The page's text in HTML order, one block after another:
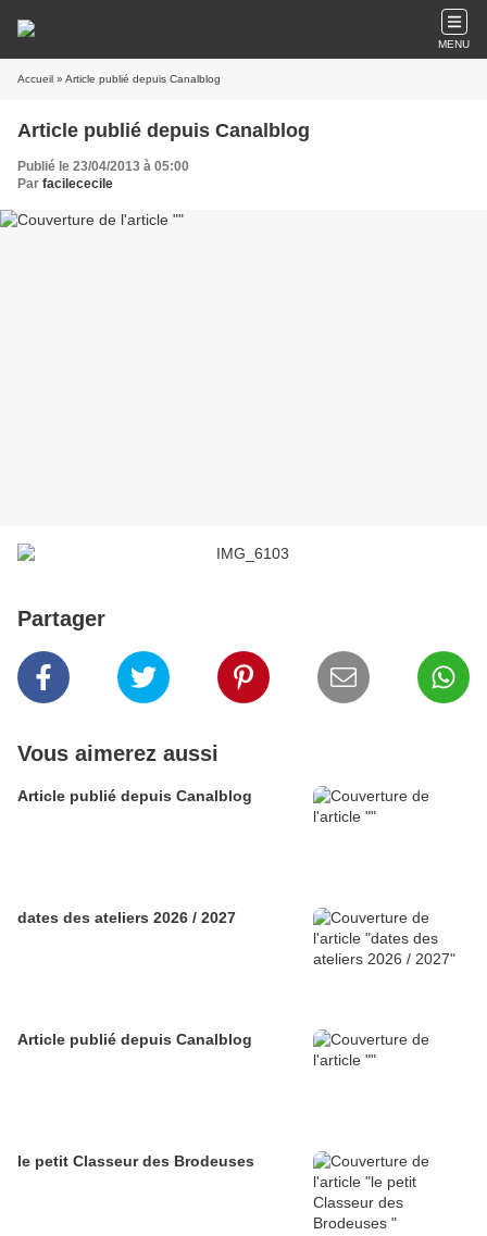
MENU
Accueil » Article publié depuis Canalblog
Article publié depuis Canalblog
Publié le 23/04/2013 à 05:00
Par facilececile
Partager
Vous aimerez aussi
Article publié depuis Canalblog
dates des ateliers 2026 / 2027
Article publié depuis Canalblog
le petit Classeur des Brodeuses